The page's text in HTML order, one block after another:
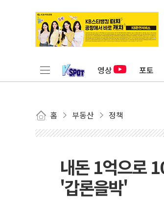
영상 포토
홈 부동산 정책
내돈 1억으로
'갑론을박'